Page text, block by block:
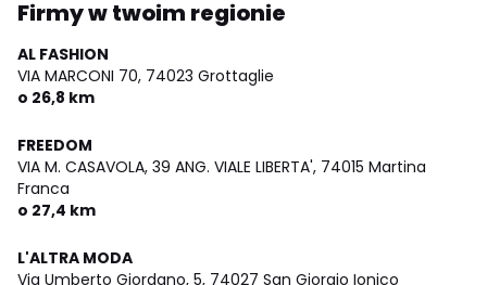
Firmy w twoim regionie
AL FASHION
VIA MARCONI 70, 74023 Grottaglie
o 26,8 km
FREEDOM
VIA M. CASAVOLA, 39 ANG. VIALE LIBERTA', 74015 Martina
Franca
o 27,4 km
L'ALTRA MODA
Via Umberto Giordano, 5, 74027 San Giorgio Ionico